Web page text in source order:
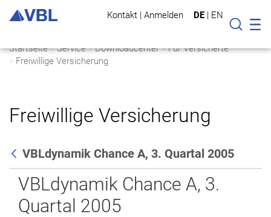
Kontakt | Anmelden DE | EN
Suche
Startseite Service Downloadcenter
Für Versicherte
Freiwillige Versicherung
Freiwillige Versicherung
Zurück
VBLdynamik Chance A, 3. Quartal 2005
VBLdynamik Chance A, 3.
Quartal 2005